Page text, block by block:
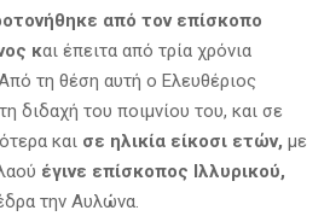
από τον επίσκοπο
και έπειτα από τρία χρόνια
τη θέση αυτή ο Ελευθέριος
διδαχή του ποιμνίου του, και σε
και σε ηλικία είκοσι ετών, με
έγινε επίσκοπος Ιλλυρικού,
την Αυλώνα.